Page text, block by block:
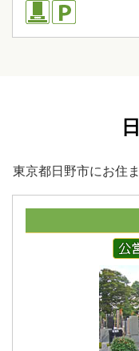
東京都日野市にお住